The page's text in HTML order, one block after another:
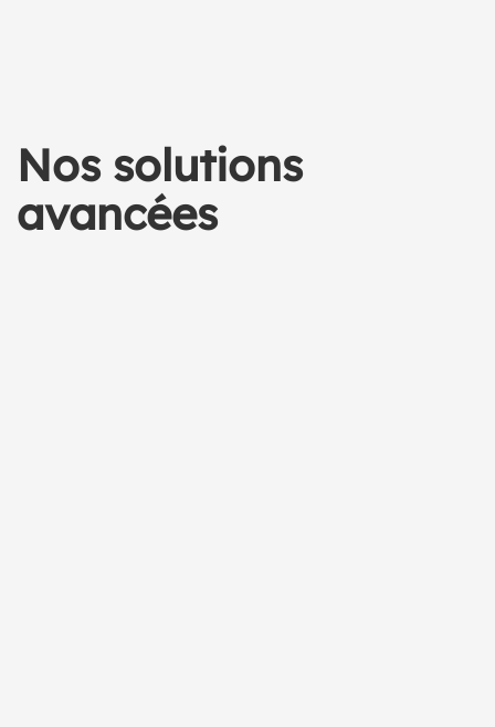
Nos solutions
avancées